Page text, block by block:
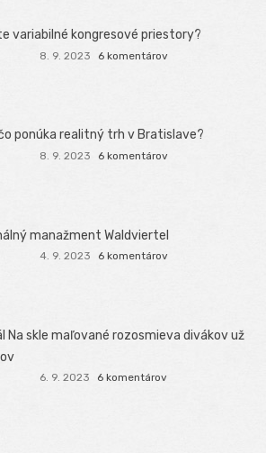
variabilné kongresové priestory?
8. 9. 2023 6 komentárov
ponúka realitný trh v Bratislave?
8. 9. 2023 6 komentárov
manažment Waldviertel
4. 9. 2023 6 komentárov
Na skle maľované rozosmieva divákov už
6. 9. 2023 6 komentárov